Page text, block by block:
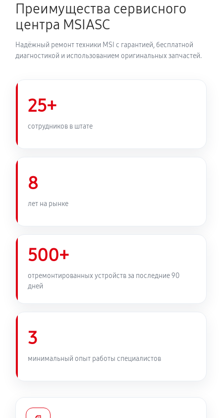
Преимущества сервисного
центра MSIASC
Надёжный ремонт техники MSI с гарантией, бесплатной
диагностикой и использованием оригинальных запчастей.
25+
сотрудников в штате
8
лет на рынке
500+
отремонтированных устройств за последние 90
дней
3
минимальный опыт работы специалистов